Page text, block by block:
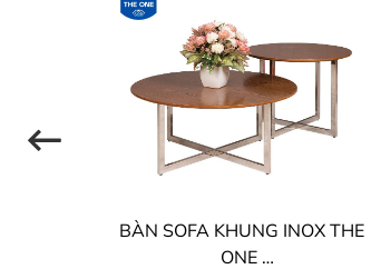
BÀN SOFA KHUNG INOX THE
ONE